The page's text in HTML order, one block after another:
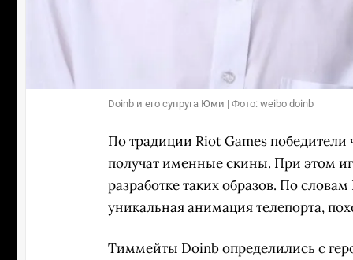
Doinb и его супруга Юми | Фото: weibo doinb
По традиции Riot Games победители
получат именные скины. При этом
разработке таких образов. По
уникальная анимация телепорта,
Тиммейты Doinb определились с